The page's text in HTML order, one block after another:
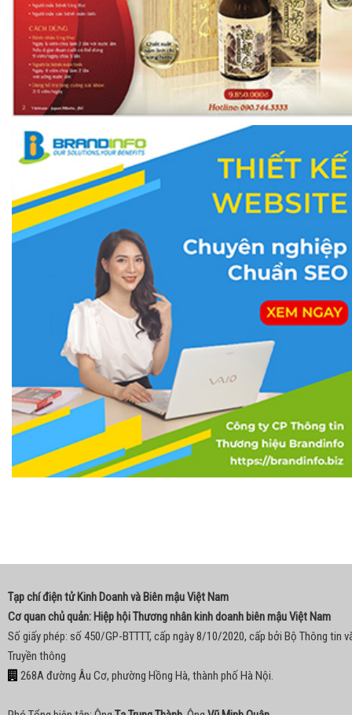
Tạp chí điện tử Kinh Doanh và Biên mậu Việt Nam
Cơ quan chủ quản: Hiệp hội Thương nhân kinh doanh biên mậu Việt Nam
Số giấy phép: số 450/GP-BTTTT, cấp ngày 8/10/2020, cấp bởi Bộ Thông tin
Truyền thông
268A đường Âu Cơ, phường Hồng Hà, thành phố Hà Nội.